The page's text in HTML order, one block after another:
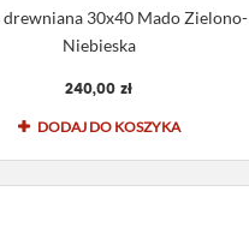
drewniana 30x40 Mado Zielono-
Niebieska
240,00 zł
DODAJ DO KOSZYKA